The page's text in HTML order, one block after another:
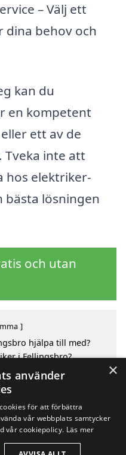
– Välj ett
dina behov och
kan du
en kompetent
ett av de
Tveka inte att
hos elektriker-
bästa lösningen
och utan
hjälpa till med?
i Fellingsbro?
i Fellingsbro
i de omgivande
×
använder
för att förbättra
vår webbplats samtycker
vår cookiepolicy. Läs mer